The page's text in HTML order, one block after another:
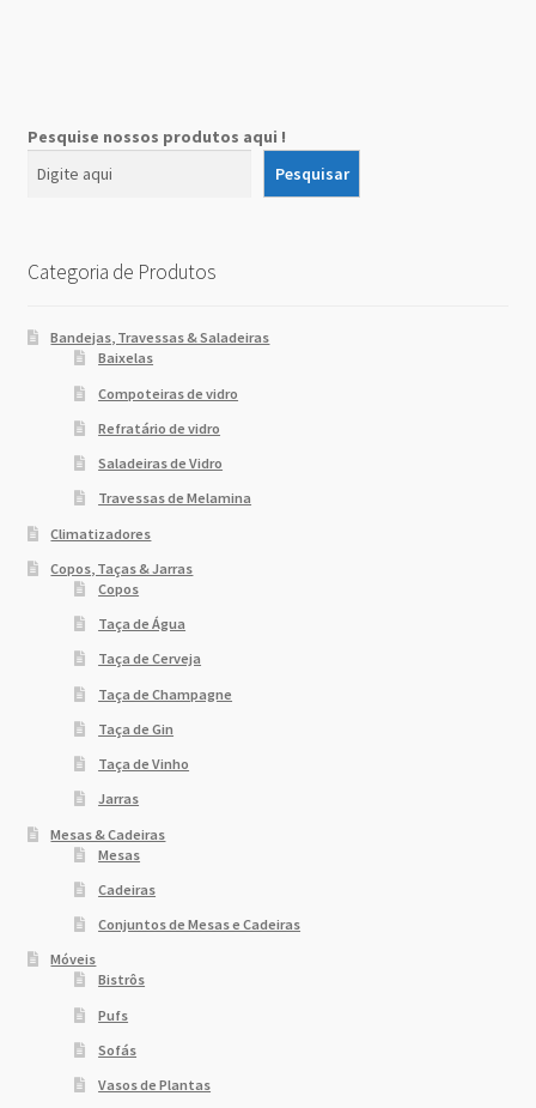
Pesquise nossos produtos aqui !
Pesquisar
Categoria de Produtos
Bandejas, Travessas & Saladeiras
Baixelas
Compoteiras de vidro
Refratário de vidro
Saladeiras de Vidro
Travessas de Melamina
Climatizadores
Copos, Taças & Jarras
Copos
Taça de Água
Taça de Cerveja
Taça de Champagne
Taça de Gin
Taça de Vinho
Jarras
Mesas & Cadeiras
Mesas
Cadeiras
Conjuntos de Mesas e Cadeiras
Móveis
Bistrôs
Pufs
Sofás
Vasos de Plantas